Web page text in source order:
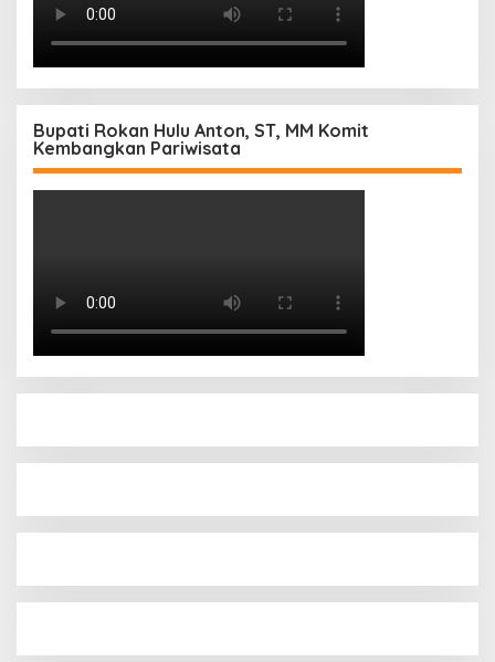
Bupati Rokan Hulu Anton, ST, MM Komit
Kembangkan Pariwisata